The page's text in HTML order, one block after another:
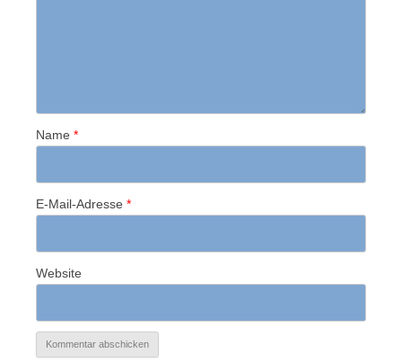
Name *
E-Mail-Adresse *
Website